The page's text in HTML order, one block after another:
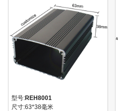
型号:REH8001
尺寸:63*38毫米